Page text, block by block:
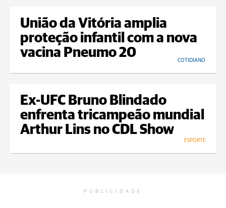
União da Vitória amplia
proteção infantil com a nova
vacina Pneumo 20
COTIDIANO
Ex-UFC Bruno Blindado
enfrenta tricampeão mundial
Arthur Lins no CDL Show
ESPORTE
PUBLICIDADE